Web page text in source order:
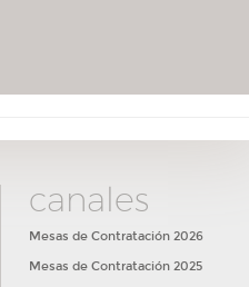
canales
Mesas de Contratación 2026
Mesas de Contratación 2025